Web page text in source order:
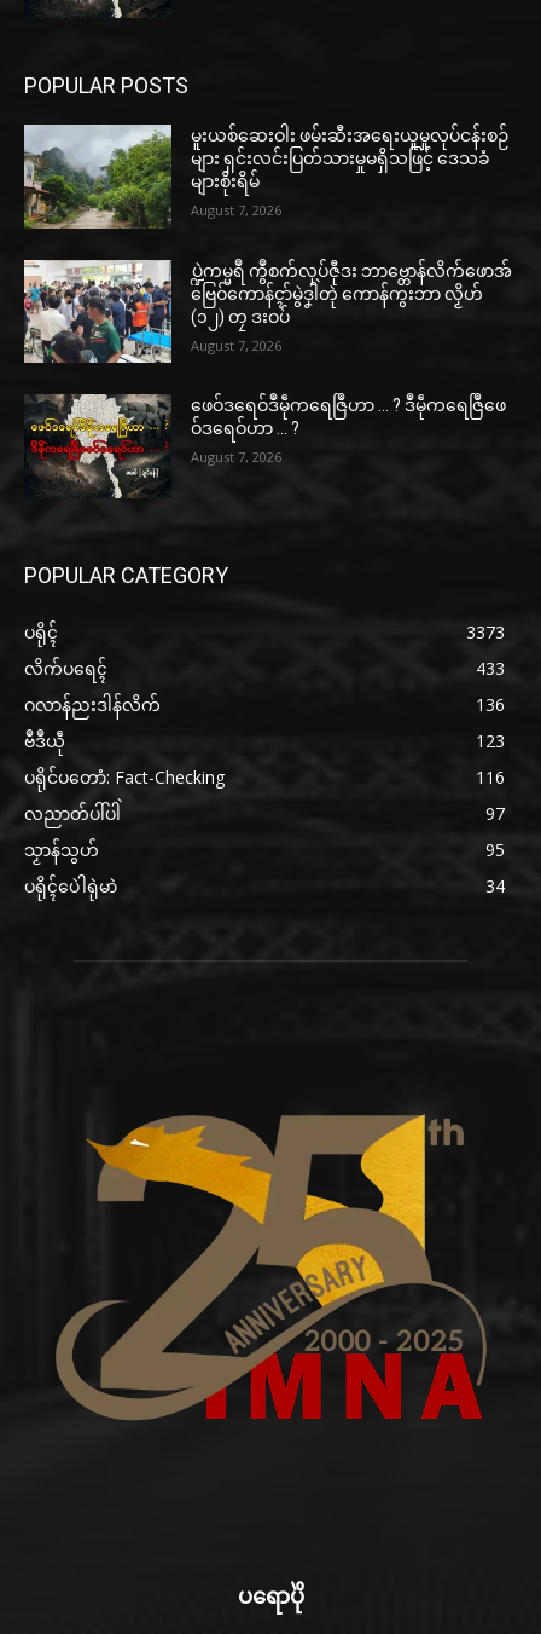
POPULAR POSTS
မူးယစ်ဆေးဝါး ဖမ်းဆီးအရေးယူမှုလုပ်ငန်းစဉ်
များ ရှင်းလင်းပြတ်သားမှုမရှိသဖြင့် ဒေသခံ
များစိုးရိမ်
August 7, 2026
ပ္ဍဲကမ္မရဳ ကွဳစက်လုပ်ဇီုဒး ဘာဗ္တောန်လိက်ဖောအ်
ဗြေဝ်ကောန်ၚာ်မွဲဒၞါဲတုဲ ကောန်ကွးဘာ လၟိဟ်
(၁၂) တၠ ဒးဝပ်
August 7, 2026
ဖေဝ်ဒရေဝ်ဒဳမဵုကရေဇြဳဟာ … ? ဒဳမဵုကရေဇြဳဖေ
ဝ်ဒရေဝ်ဟာ … ?
August 7, 2026
POPULAR CATEGORY
ပရိုၚ်
3373
လိက်ပရေၚ်
433
ဂလာန်ညးဒါန်လိက်
136
ဗဳဒဳယဵု
123
ပရိုင်ပတောံ: Fact-Checking
116
လညာတ်ပါ်ပါဲ
97
သၟာန်သွဟ်
95
ပရိုၚ်ပေဲါရုဲမာဲ
34
ပရောပိုဲ